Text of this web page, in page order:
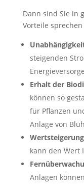
Dann sind Sie in
Vorteile
steigenden
Erhalt der
können so
für Pflanzen
Anlage von
kann den Wert
Anlagen